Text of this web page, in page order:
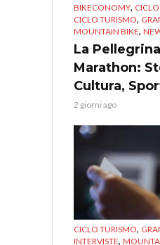
BIKECONOMY,
CICLO TURISMO,
MOUNTAIN BIKE,
La
Marathon:
Cultura,
2 giorni ago
CICLO TURISMO,
INTERVISTE,